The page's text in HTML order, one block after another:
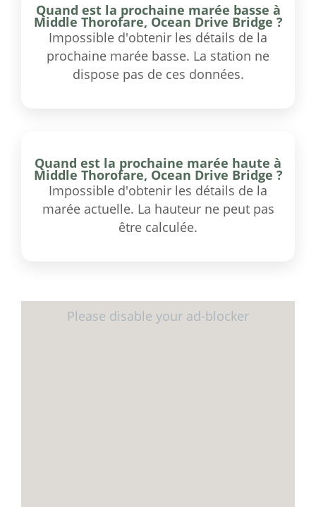
Quand est la prochaine marée basse à
Middle Thorofare, Ocean Drive Bridge ?
Impossible d'obtenir les détails de la
prochaine marée basse. La station ne
dispose pas de ces données.
Quand est la prochaine marée haute à
Middle Thorofare, Ocean Drive Bridge ?
Impossible d'obtenir les détails de la
marée actuelle. La hauteur ne peut pas
être calculée.